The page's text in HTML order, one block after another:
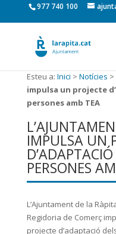
977 740 100
Esteu a: Inici > Notícies >
impulsa un projecte
persones amb TEA
IMPULSA UN
D’ADAPTACIÓ
PERSONES
L’Ajuntament de la
Regidoria de Comerç
projecte d’adaptació